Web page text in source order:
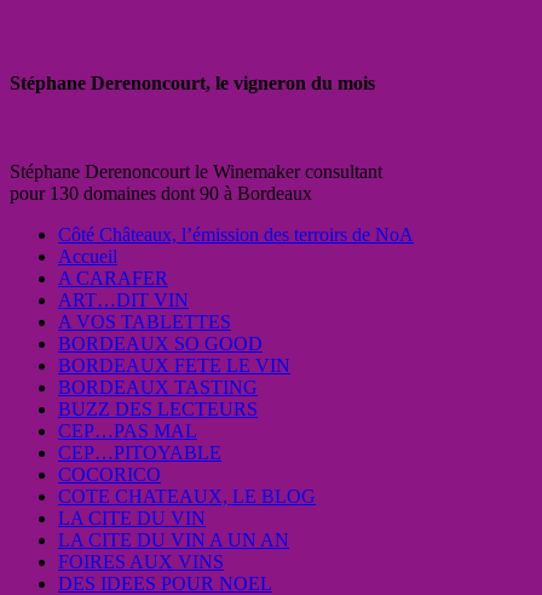
Stéphane Derenoncourt, le vigneron du mois
Stéphane Derenoncourt le Winemaker consultant
pour 130 domaines dont 90 à Bordeaux
Côté Châteaux, l’émission des terroirs de NoA
Accueil
A CARAFER
ART…DIT VIN
A VOS TABLETTES
BORDEAUX SO GOOD
BORDEAUX FETE LE VIN
BORDEAUX TASTING
BUZZ DES LECTEURS
CEP…PAS MAL
CEP…PITOYABLE
COCORICO
COTE CHATEAUX, LE BLOG
LA CITE DU VIN
LA CITE DU VIN A UN AN
FOIRES AUX VINS
DES IDEES POUR NOEL